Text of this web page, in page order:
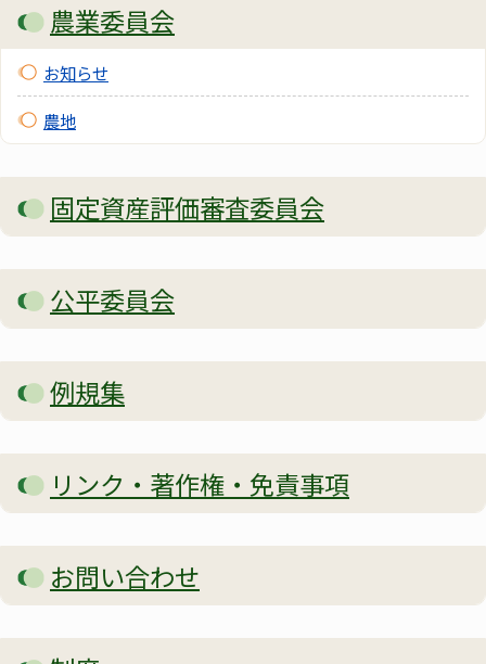
農業委員会
お知らせ
農地
固定資産評価審査委員会
公平委員会
例規集
リンク・著作権・免責事項
お問い合わせ